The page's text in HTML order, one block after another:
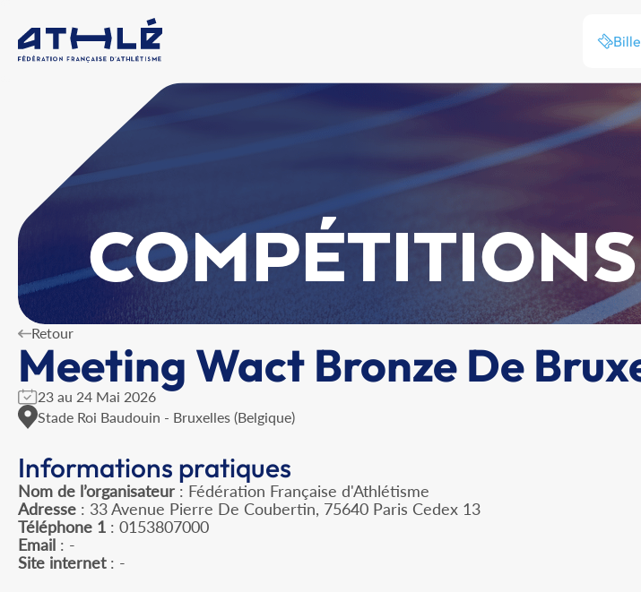
COMPÉTITIONS
Retour
Meeting Wact Bronze De
23 au 24 Mai 2026
Stade Roi Baudouin - Bruxelles (Belgique)
Informations pratiques
Nom de l’organisateur : Fédération Française d'Athlétisme
Adresse : 33 Avenue Pierre De Coubertin, 75640 Paris Cedex 13
Téléphone 1 : 0153807000
Email : -
Site internet: -